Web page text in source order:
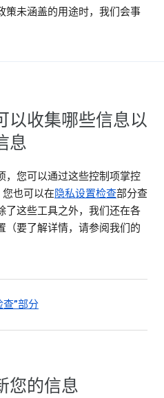
策未涵盖的用途时，我们会事
以收集哪些信息以
息
，您可以通过这些控制项掌控
也可以在隐私设置检查部分查
了这些工具之外，我们还在各
（要了解详情，请参阅我们的
查”部分
您的信息